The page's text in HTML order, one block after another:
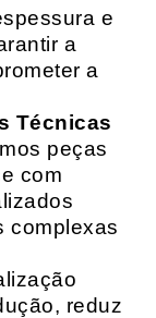
e
a
a
Técnicas
peças
com
complexas
reduz